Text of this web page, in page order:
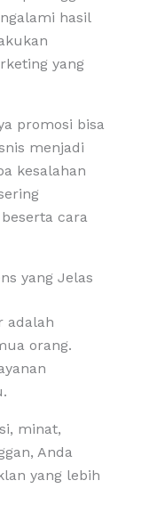
hasil
yang
promosi bisa
menjadi
kesalahan
cara
yang Jelas
adalah
orang.
minat,
Anda
yang lebih